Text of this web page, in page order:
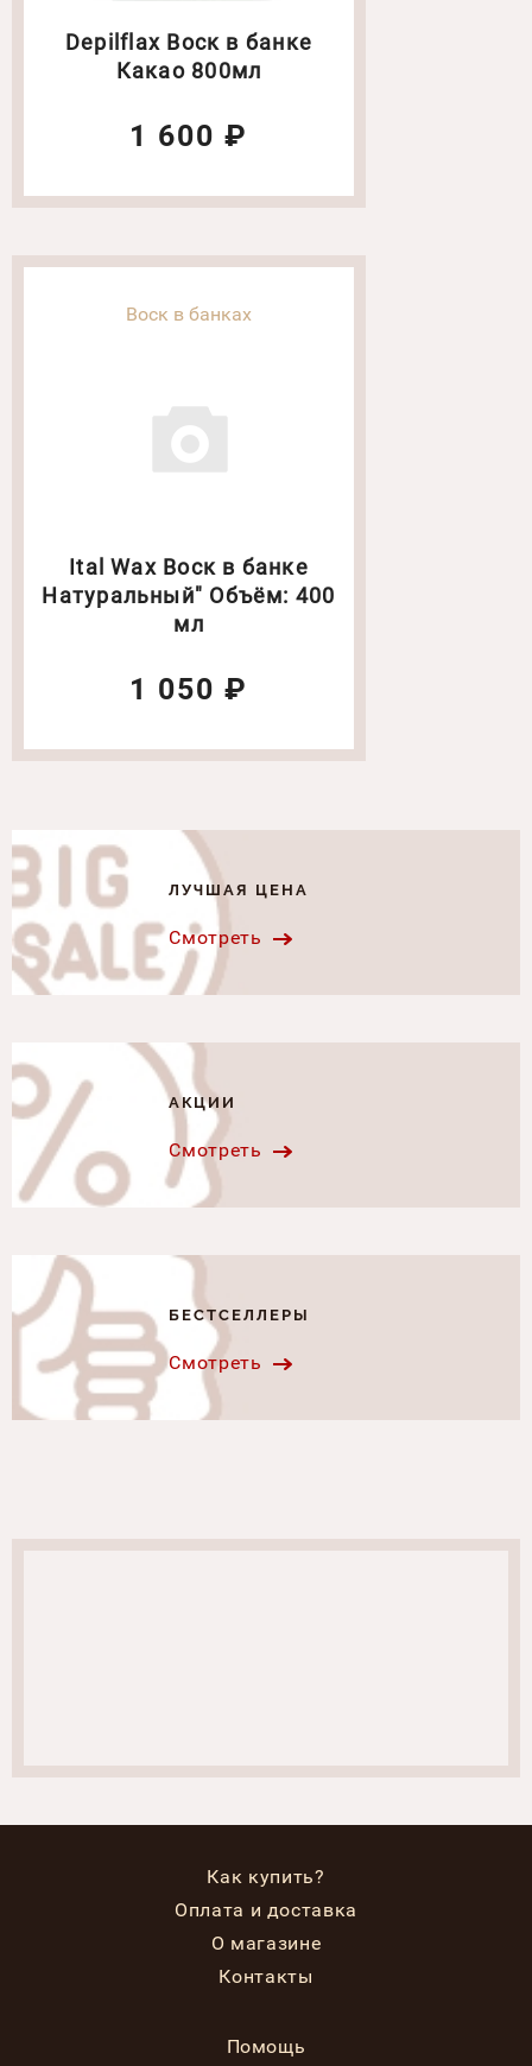
Depilflax Воск в банке
Какао 800мл
1 600 ₽
Воск в банках
Ital Wax Воск в банке
Натуральный" Объём: 400
мл
1 050 ₽
ЛУЧШАЯ ЦЕНА
Смотреть
АКЦИИ
Смотреть
БЕСТСЕЛЛЕРЫ
Смотреть
Как купить?
Оплата и доставка
О магазине
Контакты
Помощь